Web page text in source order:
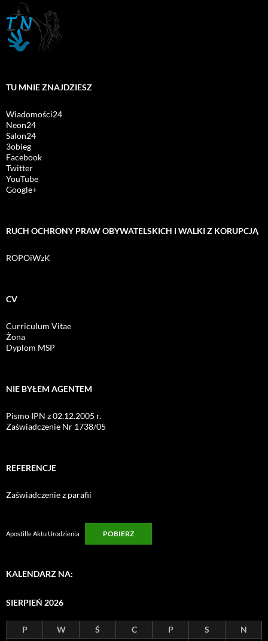
TU MNIE ZNAJDZIESZ
Wiadomości24
Neon24
Salon24
3obieg
Facebook
Twitter
YouTube
Google+
RUCH OCHRONY PRAW OBYWATELSKICH I WALKI Z KORUPCJĄ
ROPOiWzK
CV
Curriculum Vitae
Żona
Dyplom MSP
NIE BYŁEM AGENTEM
Pismo IPN z 02.12.2005 r.
Zaświadczenie Nr 1738/05
REFERENCJE
Zaświadczenie z parafii
Apostille Aktu Urodzienia POBIERZ
KALENDARZ NA:
SIERPIEŃ 2026
P W Ś C P S
N